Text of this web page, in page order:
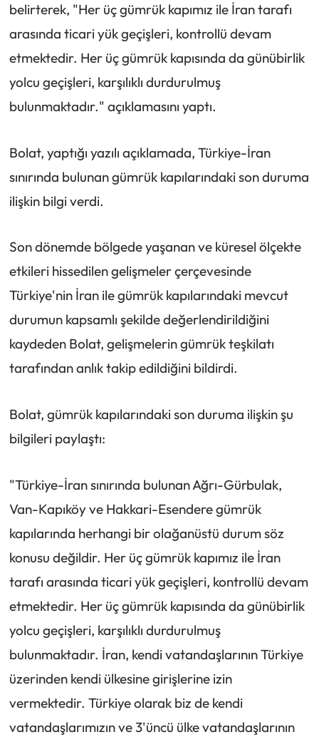
belirterek, "Her üç gümrük kapımız ile İran tarafı
arasında ticari yük geçişleri, kontrollü devam
etmektedir. Her üç gümrük kapısında da günübirlik
yolcu geçişleri, karşılıklı durdurulmuş
bulunmaktadır." açıklamasını yaptı.
Bolat, yaptığı yazılı açıklamada, Türkiye-İran
sınırında bulunan gümrük kapılarındaki son duruma
ilişkin bilgi verdi.
Son dönemde bölgede yaşanan ve küresel ölçekte
etkileri hissedilen gelişmeler çerçevesinde
Türkiye'nin İran ile gümrük kapılarındaki mevcut
durumun kapsamlı şekilde değerlendirildiğini
kaydeden Bolat, gelişmelerin gümrük teşkilatı
tarafından anlık takip edildiğini bildirdi.
Bolat, gümrük kapılarındaki son duruma ilişkin şu
bilgileri paylaştı:
"Türkiye-İran sınırında bulunan Ağrı-Gürbulak,
Van-Kapıköy ve Hakkari-Esendere gümrük
kapılarında herhangi bir olağanüstü durum söz
konusu değildir. Her üç gümrük kapımız ile İran
tarafı arasında ticari yük geçişleri, kontrollü devam
etmektedir. Her üç gümrük kapısında da günübirlik
yolcu geçişleri, karşılıklı durdurulmuş
bulunmaktadır. İran, kendi vatandaşlarının Türkiye
üzerinden kendi ülkesine girişlerine izin
vermektedir. Türkiye olarak biz de kendi
vatandaşlarımızın ve 3'üncü ülke vatandaşlarının